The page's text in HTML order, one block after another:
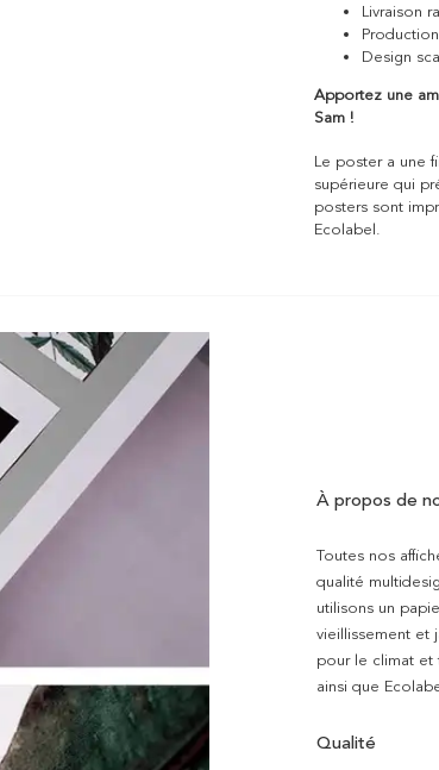
Livraison
Design
Apportez une
Sam !
Le poster a une
supérieure qui
posters sont
Ecolabel.
À propos de
Toutes nos
qualité
utilisons un
vieillissement et
pour le climat et
ainsi que
Qualité